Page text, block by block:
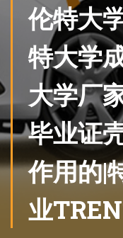
伦特大
特大学
大学厂
毕业证
作用的|
业